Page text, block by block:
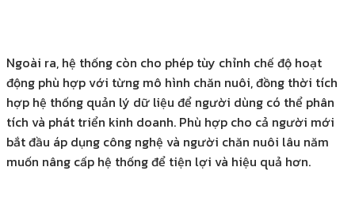
Ngoài ra, hệ thống còn cho phép tùy chỉnh chế độ hoạt
động phù hợp với từng mô hình chăn nuôi, đồng thời tích
hợp hệ thống quản lý dữ liệu để người dùng có thể phân
tích và phát triển kinh doanh. Phù hợp cho cả người mới
bắt đầu áp dụng công nghệ và người chăn nuôi lâu năm
muốn nâng cấp hệ thống để tiện lợi và hiệu quả hơn.